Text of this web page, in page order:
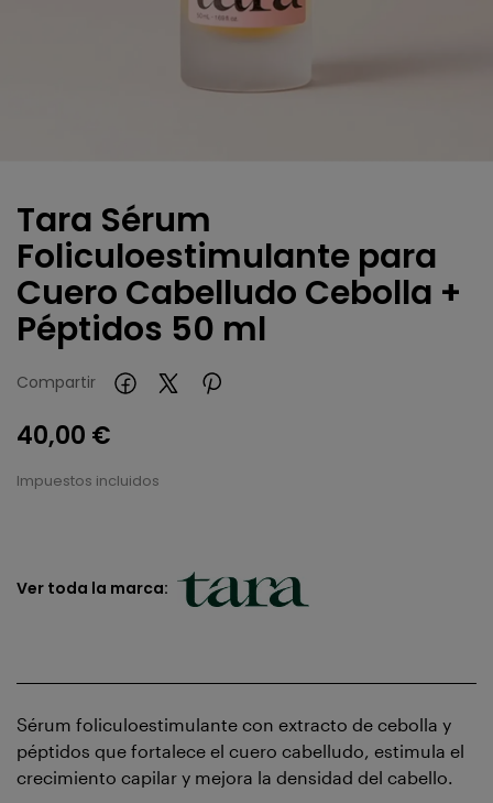
Tara Sérum
Foliculoestimulante para
Cuero Cabelludo Cebolla +
Péptidos 50 ml
Compartir
40,00 €
Impuestos incluidos
Ver toda la marca:
Sérum foliculoestimulante con extracto de cebolla y
péptidos que fortalece el cuero cabelludo, estimula el
crecimiento capilar y mejora la densidad del cabello.